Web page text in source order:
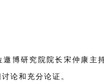
博研究院院长宋仲康主
论和充分论证。